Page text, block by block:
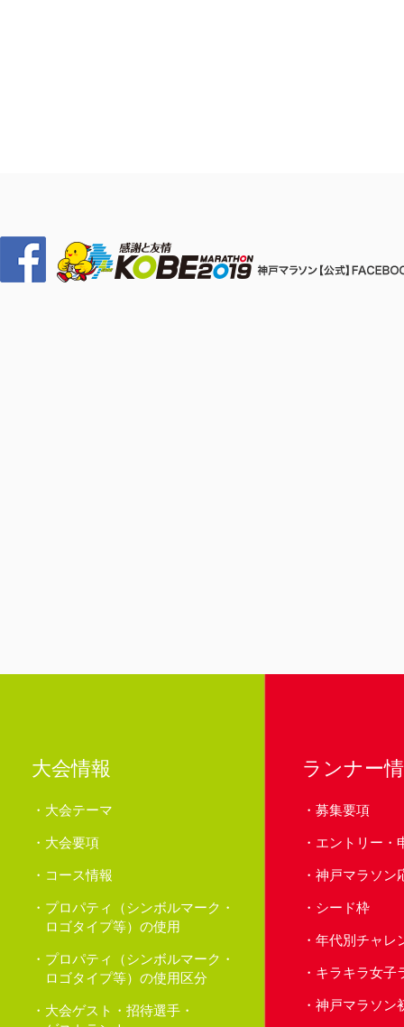
大会情報
大会テーマ
大会要項
コース情報
プロパティ（シンボルマーク・
ロゴタイプ等）の使用
プロパティ（シンボルマーク・
ロゴタイプ等）の使用区分
大会ゲスト・招待選手・
ランナー
募集要項
エントリー・
神戸マラソン
シード枠
年代別チャレ
キラキラ女子
神戸マラソン